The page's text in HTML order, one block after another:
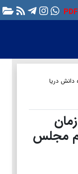
PDF
دانش دریا
مجلس